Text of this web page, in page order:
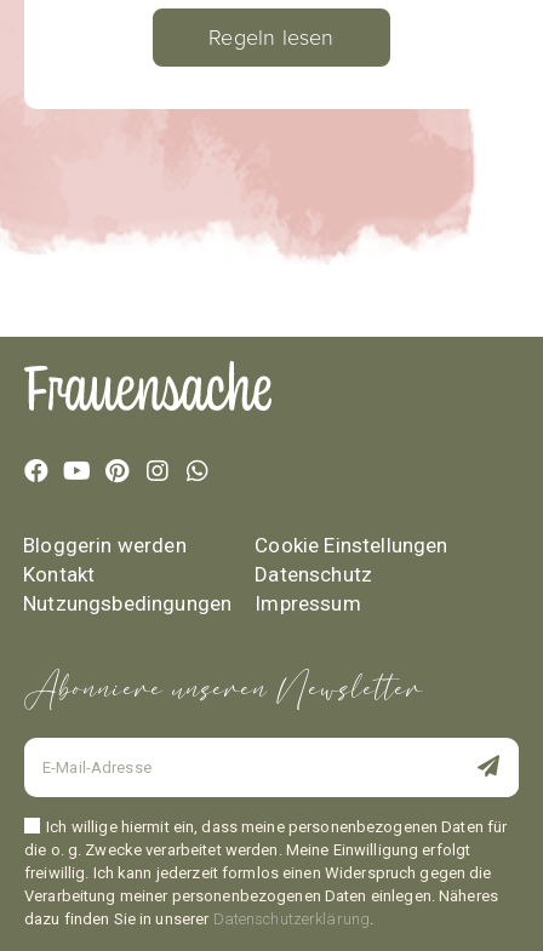
Regeln lesen
Bloggerin werden
Kontakt
Nutzungsbedingungen
Cookie Einstellungen
Datenschutz
Impressum
Abonniere unseren Newsletter
Ich willige hiermit ein, dass meine personenbezogenen Daten für
die o. g. Zwecke verarbeitet werden. Meine Einwilligung erfolgt
freiwillig. Ich kann jederzeit formlos einen Widerspruch gegen die
Verarbeitung meiner personenbezogenen Daten einlegen. Näheres
dazu finden Sie in unserer Datenschutzerklärung